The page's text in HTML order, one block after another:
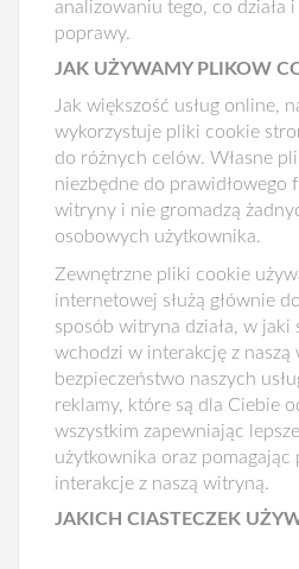
analizowaniu tego, co działa
poprawy.
JAK UŻYWAMY PLIKOW
Jak większość usług online,
wykorzystuje pliki cookie
do różnych celów. Własne
niezbędne do prawidłowego
witryny i nie gromadzą
osobowych użytkownika.
Zewnętrzne pliki cookie
internetowej służą głównie
sposób witryna działa, w jaki
wchodzi w interakcję z naszą
bezpieczeństwo naszych
reklamy, które są dla Ciebie
wszystkim zapewniając
użytkownika oraz pomagając
interakcje z naszą witryną.
JAKICH CIASTECZEK